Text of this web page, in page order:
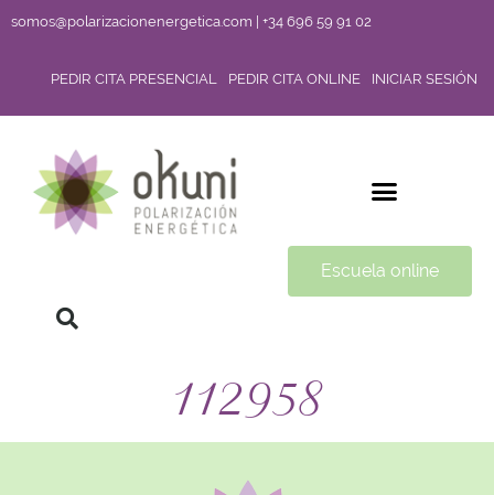
somos@polarizacionenergetica.com | +34 696 59 91 02
PEDIR CITA PRESENCIAL PEDIR CITA ONLINE INICIAR SESIÓN
Escuela online
112958